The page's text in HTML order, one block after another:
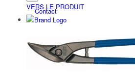
Contact
VERS LE PRODUIT